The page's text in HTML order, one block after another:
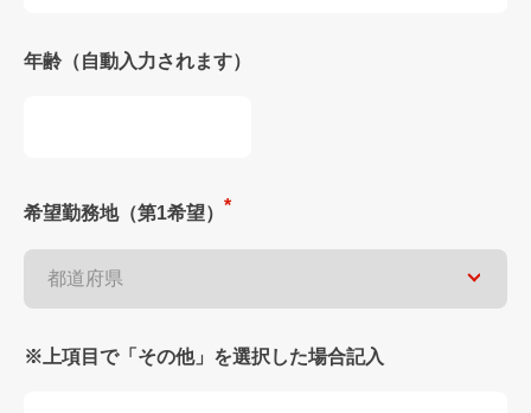
年齢（自動入力されます）
希望勤務地（第1希望）
※上項目で「その他」を選択した場合記入